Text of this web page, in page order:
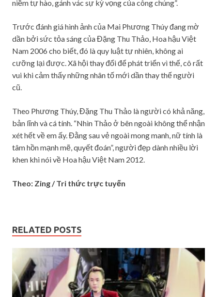
niềm tự hào, gánh vác sự kỳ vọng của công chúng”.
Trước đánh giá hình ảnh của Mai Phương Thúy đang mờ
dần bởi sức tỏa sáng của Đặng Thu Thảo, Hoa hậu Việt
Nam 2006 cho biết, đó là quy luật tự nhiên, không ai
cưỡng lại được. Xã hội thay đổi để phát triển vì thế, cô rất
vui khi cảm thấy những nhân tố mới dần thay thế người
cũ.
Theo Phương Thúy, Đặng Thu Thảo là người có khả năng,
bản lĩnh và cá tính. “Nhìn Thảo ở bên ngoài không thể nhận
xét hết về em ấy. Đằng sau vẻ ngoài mong manh, nữ tính là
tâm hồn mạnh mẽ, quyết đoán”, người đẹp dành nhiều lời
khen khi nói về Hoa hậu Việt Nam 2012.
Theo: Zing / Tri thức trực tuyến
RELATED POSTS